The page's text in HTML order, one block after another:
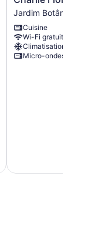
Flora
Jardim
Botânico
Jardim
Botânico
Jardim Botânico
Cuisine
Wi-Fi gratuit
Climatisation
Micro-ondes